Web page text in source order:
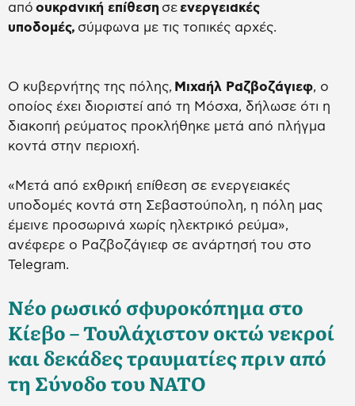
από ουκρανική επίθεση σεενεργειακές
υποδομές, σύμφωνα με τις τοπικές αρχές.
Ο κυβερνήτης της πόλης, Μιχαήλ Ραζβοζάγιεφ, ο
οποίος έχει διοριστεί από τη Μόσχα, δήλωσε ότι η
διακοπή ρεύματος προκλήθηκε μετά από πλήγμα
κοντά στην περιοχή.
«Μετά από εχθρική επίθεση σε ενεργειακές
υποδομές κοντά στη Σεβαστούπολη, η πόλη μας
έμεινε προσωρινά χωρίς ηλεκτρικό ρεύμα»,
ανέφερε ο Ραζβοζάγιεφ σε ανάρτησή του στο
Telegram.
Νέο ρωσικό σφυροκόπημα στο
Κίεβο – Τουλάχιστον οκτώ νεκροί
και δεκάδες τραυματίες πριν από
τη Σύνοδο του ΝΑΤΟ